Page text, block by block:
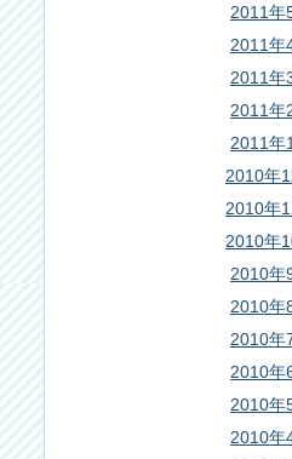
2011年
2011年
2011年
2011年
2011年
2010年
2010年
2010年
2010年
2010年
2010年
2010年
2010年
2010年